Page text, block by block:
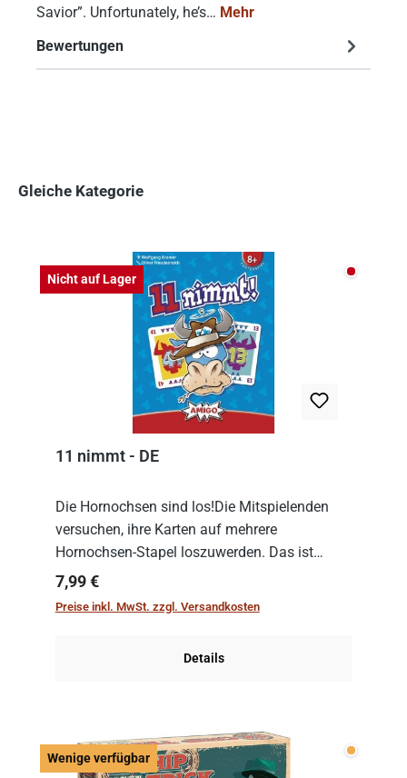
Savior”. Unfortunately, he’s… Mehr
Bewertungen
Gleiche Kategorie
Nicht auf Lager Nicht
11 nimmt - DE
Die Hornochsen sind los!Die Mitspielenden
versuchen, ihre Karten auf mehrere
Hornochsen-Stapel loszuwerden. Das ist
kniffliger als gedacht, denn die Differenz
zwischen ausgespielter Karte und der
Regulärer Preis:
7,99 €
Preise inkl. MwSt. zzgl. Versandkosten
Details
Wenige verfügbar Wenige